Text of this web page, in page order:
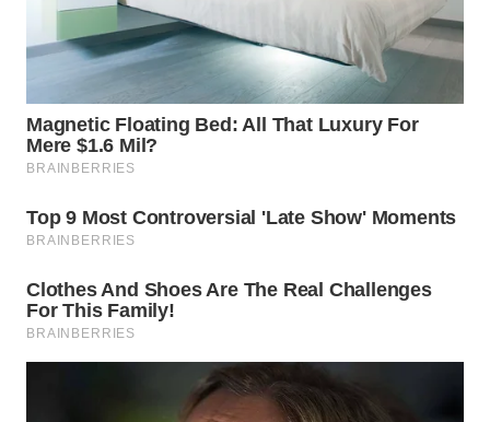
DEPOK
UTARA
WN
LAWAS
WN